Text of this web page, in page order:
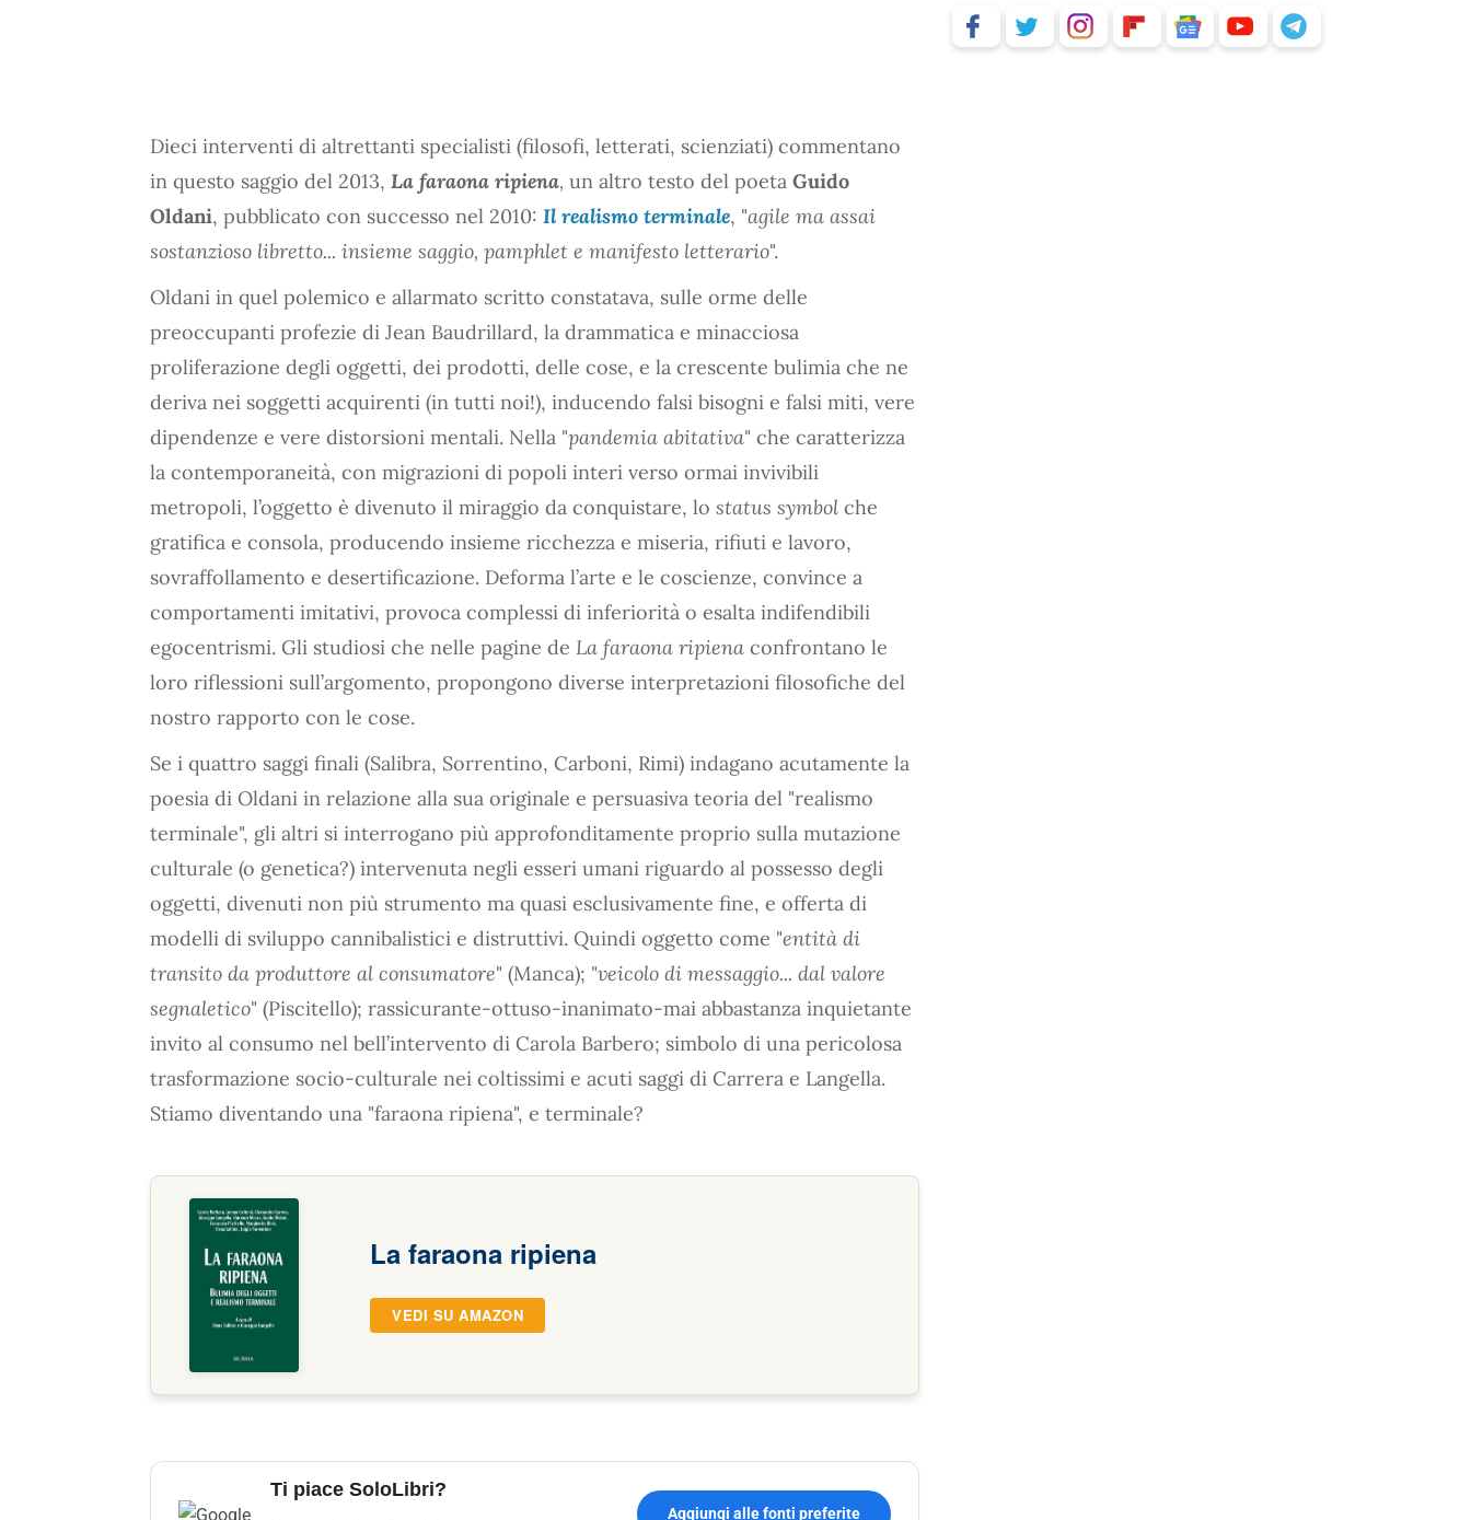
Dieci interventi di altrettanti specialisti (filosofi, letterati, scienziati) commentano
in questo saggio del 2013, La faraona ripiena, un altro testo del poeta Guido
Oldani, pubblicato con successo nel 2010: Il realismo terminale, "agile ma assai
sostanzioso libretto... insieme saggio, pamphlet e manifesto letterario".
Oldani in quel polemico e allarmato scritto constatava, sulle orme delle
preoccupanti profezie di Jean Baudrillard, la drammatica e minacciosa
proliferazione degli oggetti, dei prodotti, delle cose, e la crescente bulimia che ne
deriva nei soggetti acquirenti (in tutti noi!), inducendo falsi bisogni e falsi miti, vere
dipendenze e vere distorsioni mentali. Nella "pandemia abitativa" che caratterizza
la contemporaneità, con migrazioni di popoli interi verso ormai invivibili
metropoli, l’oggetto è divenuto il miraggio da conquistare, lo status symbol che
gratifica e consola, producendo insieme ricchezza e miseria, rifiuti e lavoro,
sovraffollamento e desertificazione. Deforma l’arte e le coscienze, convince a
comportamenti imitativi, provoca complessi di inferiorità o esalta indifendibili
egocentrismi. Gli studiosi che nelle pagine de La faraona ripiena confrontano le
loro riflessioni sull’argomento, propongono diverse interpretazioni filosofiche del
nostro rapporto con le cose.
Se i quattro saggi finali (Salibra, Sorrentino, Carboni, Rimi) indagano acutamente la
poesia di Oldani in relazione alla sua originale e persuasiva teoria del "realismo
terminale", gli altri si interrogano più approfonditamente proprio sulla mutazione
culturale (o genetica?) intervenuta negli esseri umani riguardo al possesso degli
oggetti, divenuti non più strumento ma quasi esclusivamente fine, e offerta di
modelli di sviluppo cannibalistici e distruttivi. Quindi oggetto come "entità di
transito da produttore al consumatore" (Manca); "veicolo di messaggio... dal valore
segnaletico" (Piscitello); rassicurante-ottuso-inanimato-mai abbastanza inquietante
invito al consumo nel bell’intervento di Carola Barbero; simbolo di una pericolosa
trasformazione socio-culturale nei coltissimi e acuti saggi di Carrera e Langella.
Stiamo diventando una "faraona ripiena", e terminale?
La faraona ripiena
VEDI SU AMAZON
Ti piace SoloLibri?
Aggiungi alle fonti preferite